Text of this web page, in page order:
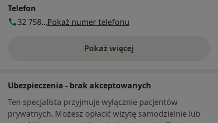
Telefon
32 758...Pokaż numer telefonu
Pokaż więcej
o adresie
Ubezpieczenia - brak akceptowanych
Ten specjalista przyjmuje wyłącznie pacjentów
prywatnych. Możesz opłacić wizytę samodzielnie lub